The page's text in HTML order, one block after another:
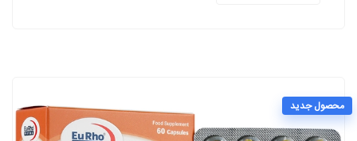
محصول جدید